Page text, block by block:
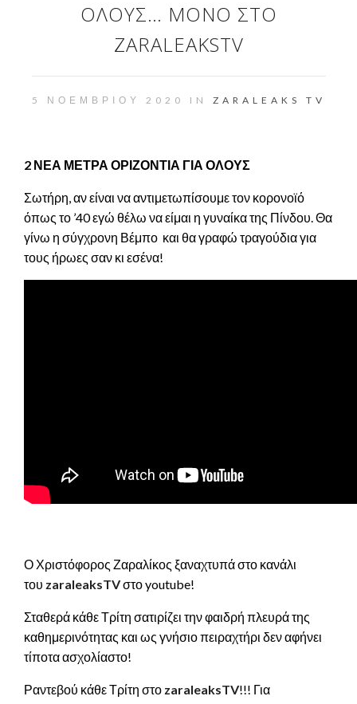
ΟΛΟΥΣ… ΜΌΝΟ ΣΤΟ
ZARALEAKSTV
5 ΝΟΕΜΒΡΊΟΥ 2020 IN ZARALEAKS TV
2 ΝΕΑ ΜΕΤΡΑ ΟΡΙΖΟΝΤΙΑ ΓΙΑ ΟΛΟΥΣ
Σωτήρη, αν είναι να αντιμετωπίσουμε τον κορονοϊό
όπως το ’40 εγώ θέλω να είμαι η γυναίκα της Πίνδου. Θα
γίνω η σύγχρονη Βέμπο και θα γραφώ τραγούδια για
τους ήρωες σαν κι εσένα!
Ο Χριστόφορος Ζαραλίκος ξαναχτυπά στο κανάλι
του zaraleaksTVστο youtube!
Σταθερά κάθε Τρίτη σατιρίζει την φαιδρή πλευρά της
καθημερινότητας και ως γνήσιο πειραχτήρι δεν αφήνει
τίποτα ασχολίαστο!
Ραντεβού κάθε Τρίτη στο zaraleaksTV!!! Για